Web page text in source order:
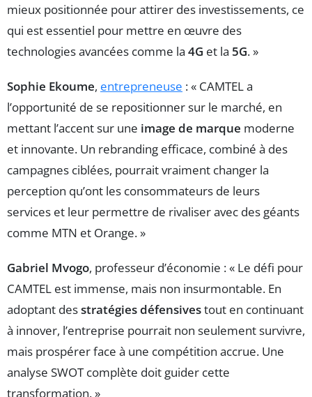
mieux positionnée pour attirer des investissements, ce
qui est essentiel pour mettre en œuvre des
technologies avancées comme la 4G et la 5G. »
Sophie Ekoume, entrepreneuse : « CAMTEL a
l’opportunité de se repositionner sur le marché, en
mettant l’accent sur une image de marque moderne
et innovante. Un rebranding efficace, combiné à des
campagnes ciblées, pourrait vraiment changer la
perception qu’ont les consommateurs de leurs
services et leur permettre de rivaliser avec des géants
comme MTN et Orange. »
Gabriel Mvogo, professeur d’économie : « Le défi pour
CAMTEL est immense, mais non insurmontable. En
adoptant desstratégies défensivestout en continuant
à innover, l’entreprise pourrait non seulement survivre,
mais prospérer face à une compétition accrue. Une
analyse SWOT complète doit guider cette
transformation. »